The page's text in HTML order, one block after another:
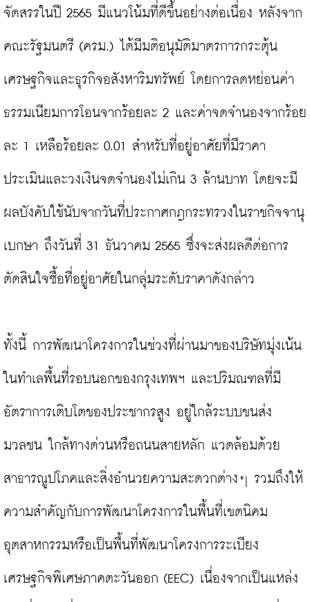
จัดสรรในปี 2565 มีแนวโน้มที่ดีขึ้นอย่างต่อเนื่อง หลังจาก
คณะรัฐมนตรี (ครม.) ได้มีมติอนุมัติมาตรการกระตุ้น
เศรษฐกิจและธุรกิจอสังหาริมทรัพย์ โดยการลดหย่อนค่า
ธรรมเนียมการโอนจากร้อยละ 2 และค่าจดจำนองจากร้อย
ละ 1 เหลือร้อยละ 0.01 สำหรับที่อยู่อาศัยที่มีราคา
ประเมินและวงเงินจดจำนองไม่เกิน 3 ล้านบาท โดยจะมี
ผลบังคับใช้นับจากวันที่ประกาศกฎกระทรวงในราชกิจจานุ
เบกษา ถึงวันที่ 31 ธันวาคม 2565 ซึ่งจะส่งผลดีต่อการ
ตัดสินใจซื้อที่อยู่อาศัยในกลุ่มระดับราคาดังกล่าว
ทั้งนี้ การพัฒนาโครงการในช่วงที่ผ่านมาของบริษัทมุ่งเน้น
ในทำเลพื้นที่รอบนอกของกรุงเทพฯ และปริมณฑลที่มี
อัตราการเติบโตของประชากรสูง อยู่ใกล้ระบบขนส่ง
มวลชน ใกล้ทางด่วนหรือถนนสายหลัก แวดล้อมด้วย
สาธารณูปโภคและสิ่งอำนวยความสะดวกต่างๆ รวมถึงให้
ความสำคัญกับการพัฒนาโครงการในพื้นที่เขตนิคม
อุตสาหกรรมหรือเป็นพื้นที่พัฒนาโครงการระเบียง
เศรษฐกิจพิเศษภาคตะวันออก (EEC) เนื่องจากเป็นแหล่ง